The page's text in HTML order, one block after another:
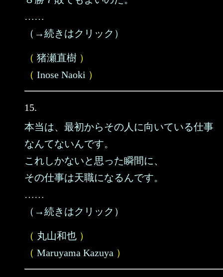
……
（→続きはクリック）
（ 猪瀬直樹 ）
（ Inose Naoki ）
15.
本当は、最初からその人に向いている仕事
なんてないんです。
これしかないと思った瞬間に、
その仕事は天職になるんです。
……
（→続きはクリック）
（ 丸山和也 ）
（ Maruyama Kazuya ）